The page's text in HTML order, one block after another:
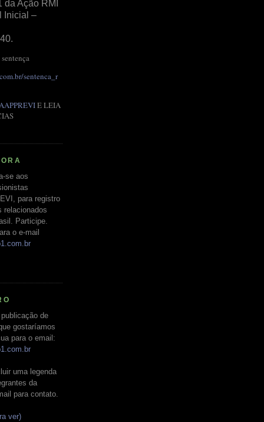
da Ação RMI
Inicial –
sentenca_r
AAPPREVIE LEIA
se aos
para registro
relacionados
Participe.
o e-mail
de
gostaríamos
para o email:
uma legenda
da
para contato.
ver)